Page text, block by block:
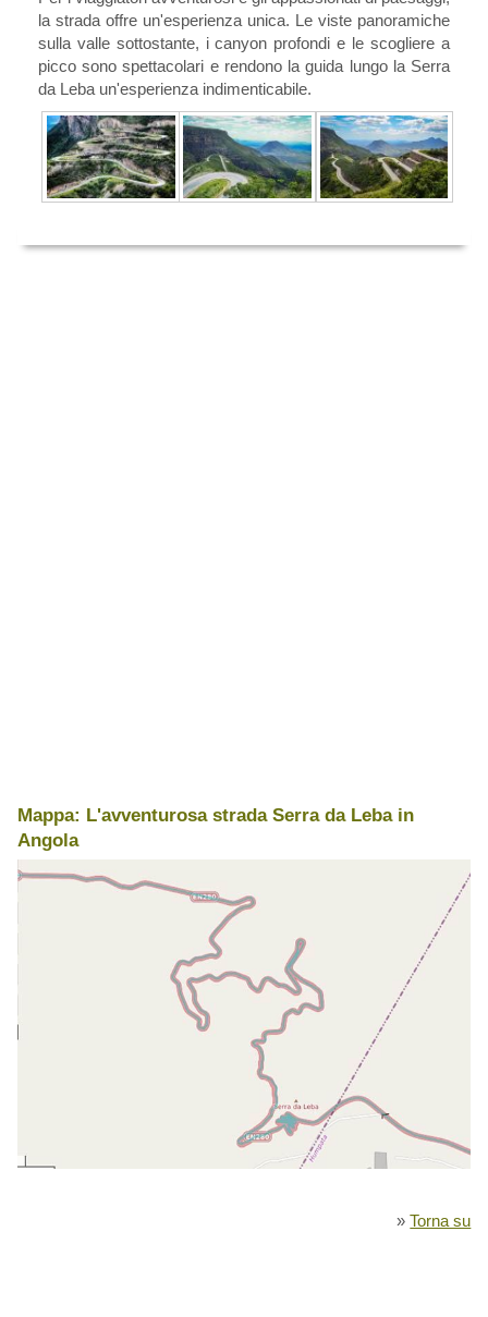
la strada offre un'esperienza unica. Le viste panoramiche
sulla valle sottostante, i canyon profondi e le scogliere a
picco sono spettacolari e rendono la guida lungo la Serra
da Leba un'esperienza indimenticabile.
Mappa: L'avventurosa strada Serra da Leba in
Angola
»Torna su